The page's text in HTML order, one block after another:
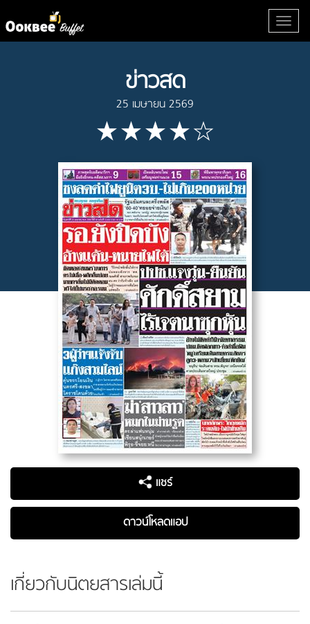
ข่าวสด
25 เมษายน 2569
แชร์
ดาวน์โหลดแอป
เกี่ยวกับนิตยสารเล่มนี้